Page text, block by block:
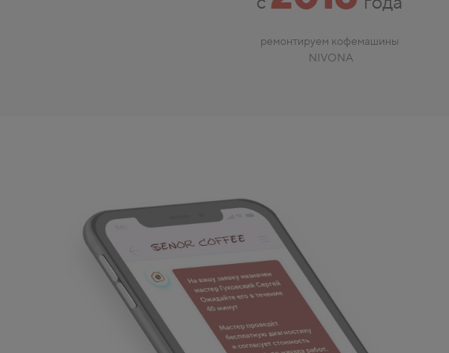
ремонтируем кофемашины
NIVONA